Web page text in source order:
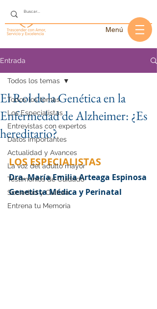
Menú
Entrada
Todos los temas
Los Especialistas
Entrevistas con expertos
Datos importantes
Actualidad y Avances
La voz del adulto mayor
Testimonios de Cuidado
Sociedad y Cultura
Entrena tu Memoria
Todos los temas
El Rol de la Genética en la
Enfermedad de Alzheimer: ¿Es
hereditario?
LOS ESPECIALISTAS
Dra. María Emilia Arteaga Espinosa
Genetista Médica y Perinatal